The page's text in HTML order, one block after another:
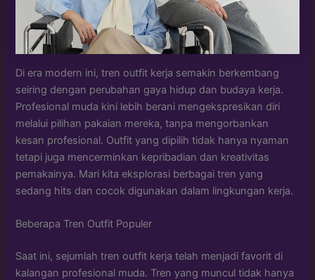
Di era modern ini, tren outfit kerja semakin berkembang
seiring dengan perubahan gaya hidup dan budaya kerja.
Profesional muda kini lebih berani mengekspresikan diri
melalui pilihan pakaian mereka, tanpa mengorbankan
kesan profesional. Outfit yang dipilih tidak hanya nyaman
tetapi juga mencerminkan kepribadian dan kreativitas
pemakainya. Mari kita eksplorasi berbagai tren yang
sedang hits dan cocok digunakan dalam lingkungan kerja.
Beberapa Tren Outfit Populer
Saat ini, sejumlah tren outfit kerja telah menjadi favorit di
kalangan profesional muda. Tren yang muncul tidak hanya